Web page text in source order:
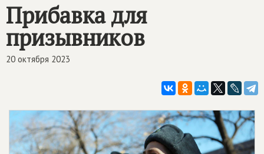
Прибавка для
призывников
20 октября 2023